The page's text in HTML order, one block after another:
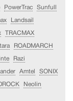
PowerTrac Sunfull
Landsail
TRACMAX
ROADMARCH
Razi
Amtel SONIX
Neolin